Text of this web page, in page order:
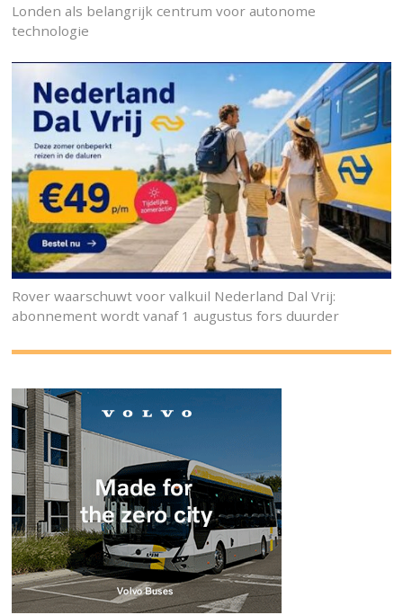
Londen als belangrijk centrum voor autonome
technologie
Rover waarschuwt voor valkuil Nederland Dal Vrij:
abonnement wordt vanaf 1 augustus fors duurder